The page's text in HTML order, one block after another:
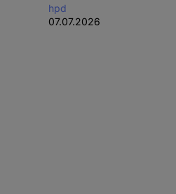
hpd
07.07.2026